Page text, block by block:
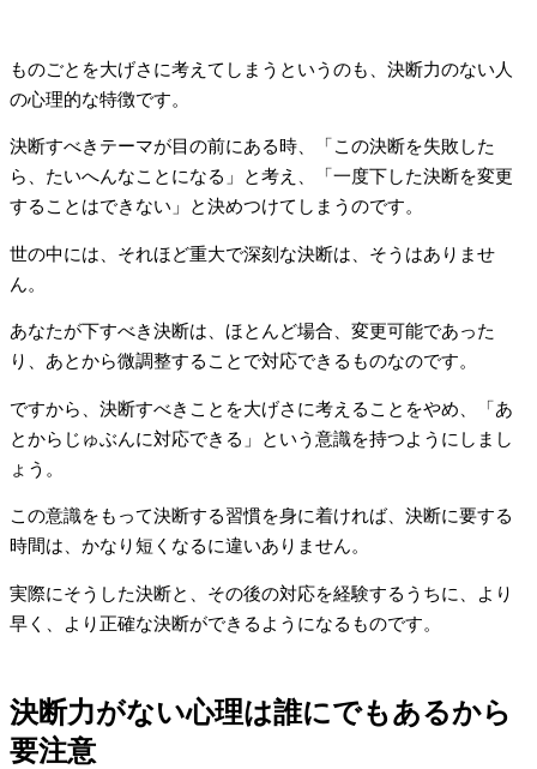
ものごとを大げさに考えてしまうというのも、決断力のない人
の心理的な特徴です。
決断すべきテーマが目の前にある時、「この決断を失敗した
ら、たいへんなことになる」と考え、「一度下した決断を変更
することはできない」と決めつけてしまうのです。
世の中には、それほど重大で深刻な決断は、そうはありませ
ん。
あなたが下すべき決断は、ほとんど場合、変更可能であった
り、あとから微調整することで対応できるものなのです。
ですから、決断すべきことを大げさに考えることをやめ、「あ
とからじゅぶんに対応できる」という意識を持つようにしまし
ょう。
この意識をもって決断する習慣を身に着ければ、決断に要する
時間は、かなり短くなるに違いありません。
実際にそうした決断と、その後の対応を経験するうちに、より
早く、より正確な決断ができるようになるものです。
決断力がない心理は誰にでもあるから
要注意